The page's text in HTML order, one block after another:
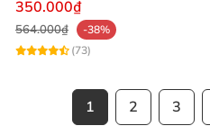
350.000₫
564.000₫
-38%
(73)
1 2 3